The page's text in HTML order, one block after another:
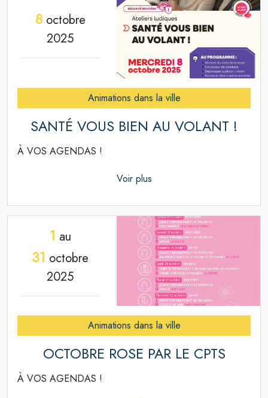
8octobre
2025
Animations dans la ville
SANTÉ VOUS BIEN AU VOLANT !
À VOS AGENDAS !
Voir plus
1 au
31 octobre
2025
Animations dans la ville
OCTOBRE ROSE PAR LE CPTS
À VOS AGENDAS !